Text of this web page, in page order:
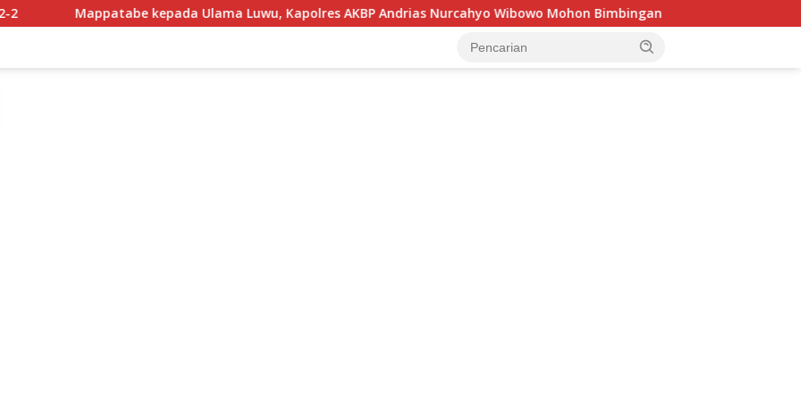
kepada Ulama Luwu, Kapolres AKBP Andrias Nurcahyo Wibowo Mohon Bimbingan Menjaga Amanah untuk Negeri